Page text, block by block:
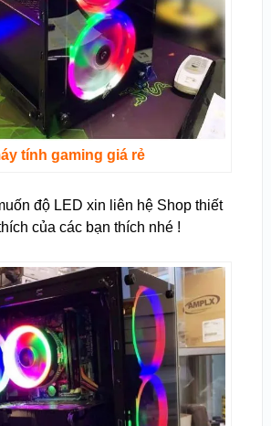
tính gaming giá rẻ
độ LED xin liên hệ Shop thiết
của các bạn thích nhé !